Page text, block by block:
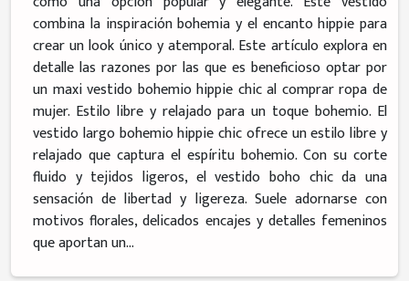
combina la inspiración bohemia y el encanto hippie para
crear un look único y atemporal. Este artículo explora en
detalle las razones por las que es beneficioso optar por
un maxi vestido bohemio hippie chic al comprar ropa de
mujer. Estilo libre y relajado para un toque bohemio. El
vestido largo bohemio hippie chic ofrece un estilo libre y
relajado que captura el espíritu bohemio. Con su corte
fluido y tejidos ligeros, el vestido boho chic da una
sensación de libertad y ligereza. Suele adornarse con
motivos florales, delicados encajes y detalles femeninos
que aportan un...